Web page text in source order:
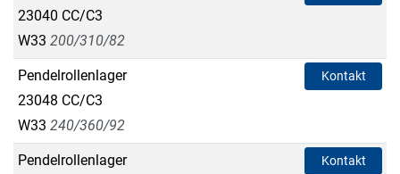
23040 CC/C3
W33 200/310/82
Pendelrollenlager
23048 CC/C3
W33 240/360/92
Kontakt
Pendelrollenlager
Kontakt